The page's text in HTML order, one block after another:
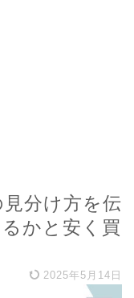
分け方を伝
かと安く買
2025年5月14日